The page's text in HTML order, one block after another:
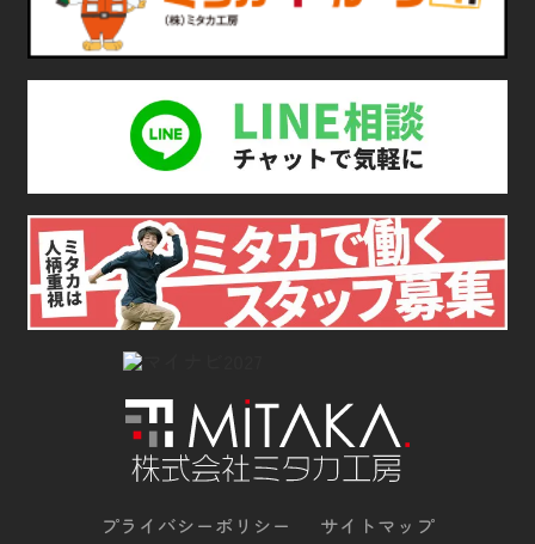
プライバシーポリシー サイトマップ